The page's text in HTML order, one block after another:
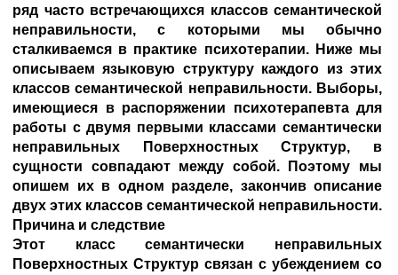
ряд часто встречающихся классов семантической
неправильности, с которыми мы обычно
сталкиваемся в практике психотерапии. Ниже мы
описываем языковую структуру каждого из этих
классов семантической неправильности. Выборы,
имеющиеся в распоряжении психотерапевта для
работы с двумя первыми классами семантически
неправильных Поверхностных Структур, в
сущности совпадают между собой. Поэтому мы
опишем их в одном разделе, закончив описание
двух этих классов семантической неправильности.
Причина и следствие
Этот класс семантически неправильных
Поверхностных Структур связан с убеждением со